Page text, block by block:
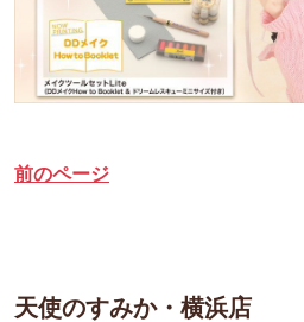
前のページ
天使のすみか・横浜店